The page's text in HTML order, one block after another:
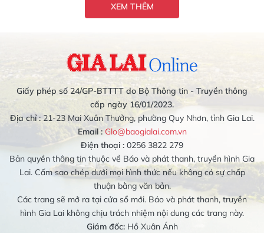
XEM THÊM
Giấy phép số 24/GP-BTTTT do Bộ Thông tin - Truyền thông
cấp ngày 16/01/2023.
Địa chỉ :21-23 Mai Xuân Thưởng, phường Quy Nhơn, tỉnh Gia Lai.
Email : Glo@baogialai.com.vn
Điện thoại : 0256 3822 279
Bản quyền thông tin thuộc về Báo và phát thanh, truyền hình Gia
Lai. Cấm sao chép dưới mọi hình thức nếu không có sự chấp
thuận bằng văn bản.
Các trang sẽ mở ra tại cửa sổ mới. Báo và phát thanh, truyền
hình Gia Lai không chịu trách nhiệm nội dung các trang này.
Giám đốc:Hồ Xuân Ánh